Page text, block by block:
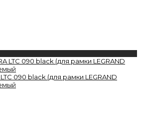
090 black (для рамки LEGRAND